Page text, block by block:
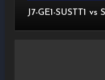
J7-GE1-SUSTT1 vs